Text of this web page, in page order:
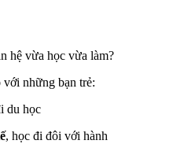
hệ vừa học vừa làm?
những bạn trẻ:
du học
, học đi đôi với hành